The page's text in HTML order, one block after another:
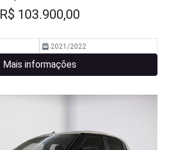
R$ 103.900,00
2021/2022
Mais informações